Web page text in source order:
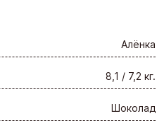
Алёнка
8,1 / 7,2 кг.
Шоколад